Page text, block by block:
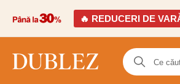
🔥 REDUCERI DE